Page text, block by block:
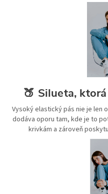
🍑 Silueta,
Vysoký elastický pás nie je len
dodáva oporu tam, kde je to
krivkám a zároveň